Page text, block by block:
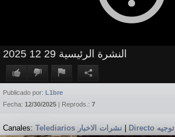
النشرة الرئيسية 29 12 2025
Publicado por: L1bre
Fecha: 12/30/2025 | Reprods.: 7
Canales: Telediarios نشرات الاخبار Directo توجيه